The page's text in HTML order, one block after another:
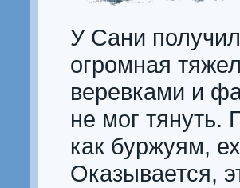
У Сани
огромная
веревками и
не мог
как буржуям,
Оказывается,